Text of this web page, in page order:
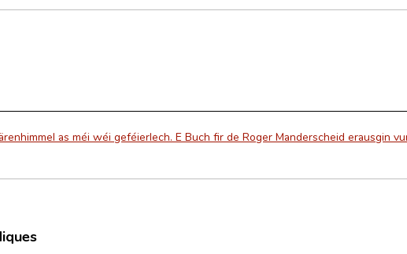
as méi wéi geféierlech. E Buch fir de Roger Manderscheid erausgin